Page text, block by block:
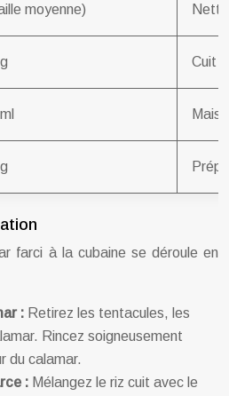
moyenne)
Cuit
farci à la cubaine se déroule en
: Retirez les tentacules, les
Rincez soigneusement
du calamar.
: Mélangez le riz cuit avec le